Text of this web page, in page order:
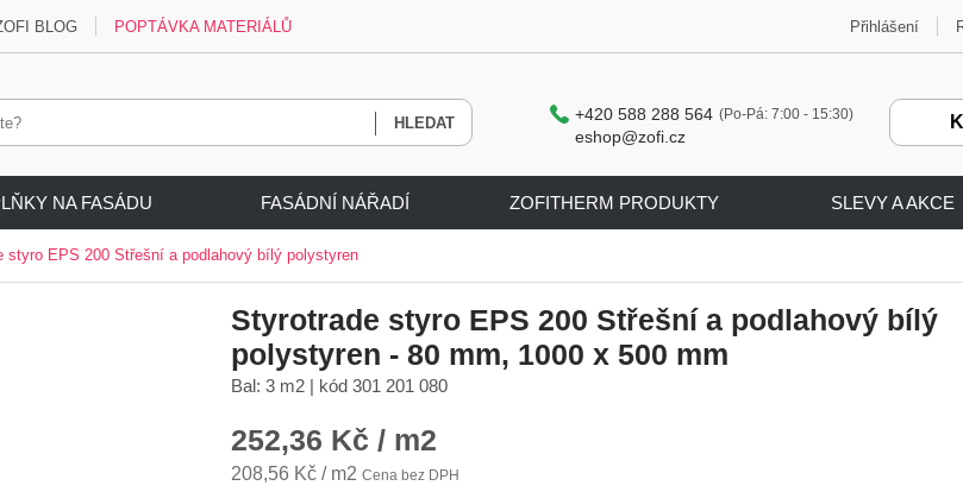
BLOG POPTÁVKA MATERIÁLŮ Přihlášení
+420 588 288 564 (Po-Pá: 7:00 - 15:30)
eshop@zofi.cz
NA FASÁDU FASÁDNÍ NÁŘADÍ ZOFITHERM PRODUKTY SLEVY A AKCE
polystyren /Styrotrade styro EPS 200 Střešní a podlahový bílý polystyren
Styrotrade styro EPS 200 Střešní a podlahový bílý
polystyren - 80 mm, 1000 x 500 mm
Bal: 3 m2 | kód 301 201 080
252,36 Kč / m2
208,56 Kč / m2 Cena bez DPH